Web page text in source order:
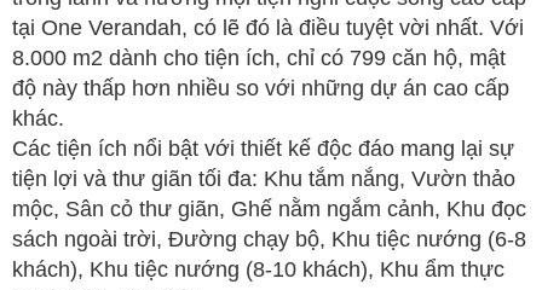
tại One Verandah, có lẽ đó là điều tuyệt vời nhất. Với
8.000 m2 dành cho tiện ích, chỉ có 799 căn hộ, mật
độ này thấp hơn nhiều so với những dự án cao cấp
khác.
Các tiện ích nổi bật với thiết kế độc đáo mang lại sự
tiện lợi và thư giãn tối đa: Khu tắm nắng, Vườn thảo
mộc, Sân cỏ thư giãn, Ghế nằm ngắm cảnh, Khu đọc
sách ngoài trời, Đường chạy bộ, Khu tiệc nướng (6-8
khách), Khu tiệc nướng (8-10 khách), Khu ẩm thực